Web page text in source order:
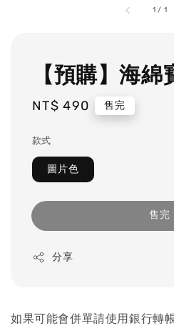
1 / 1
【預購】海
Regular
NT$ 490 售完
款式
圖片色
售完
分享
如果可能會併單請使用銀行轉